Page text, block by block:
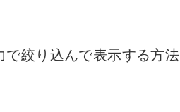
絞り込んで表示する方法